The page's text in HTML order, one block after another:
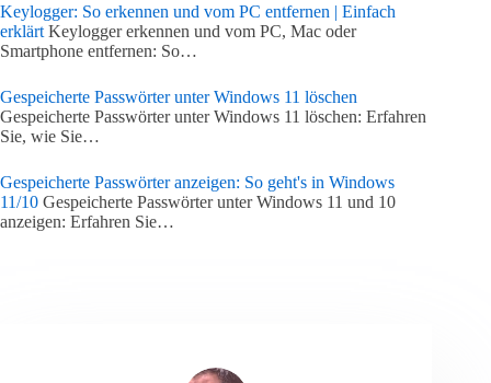
Keylogger: So erkennen und vom PC entfernen | Einfach
erklärt Keylogger erkennen und vom PC, Mac oder
Smartphone entfernen: So…
Gespeicherte Passwörter unter Windows 11 löschen
Gespeicherte Passwörter unter Windows 11 löschen: Erfahren
Sie, wie Sie…
Gespeicherte Passwörter anzeigen: So geht's in Windows
11/10 Gespeicherte Passwörter unter Windows 11 und 10
anzeigen: Erfahren Sie…